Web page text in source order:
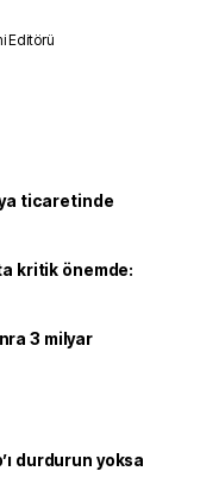
Editörü
ticaretinde
kritik önemde:
3 milyar
durdurun yoksa